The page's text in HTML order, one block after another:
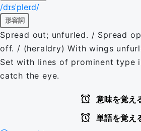
/dɪsˈpleɪd/
形容詞
Spread out; unfurled. / Spread
off. / (heraldry) With wings
Set with lines of prominent type
catch the eye.
意味を覚え
単語を覚え